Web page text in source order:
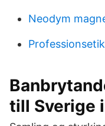
Neodym
till Sverige